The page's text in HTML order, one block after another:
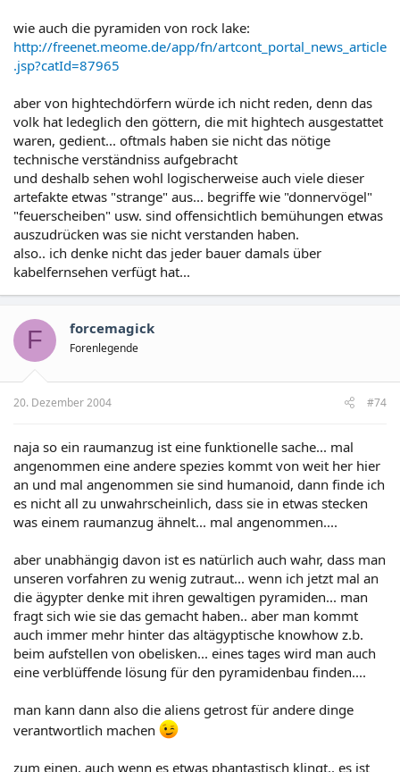
wie auch die pyramiden von rock lake:
http://freenet.meome.de/app/fn/artcont_portal_news_article
.jsp?catId=87965
aber von hightechdörfern würde ich nicht reden, denn das
volk hat ledeglich den göttern, die mit hightech ausgestattet
waren, gedient... oftmals haben sie nicht das nötige
technische verständniss aufgebracht
und deshalb sehen wohl logischerweise auch viele dieser
artefakte etwas "strange" aus... begriffe wie "donnervögel"
"feuerscheiben" usw. sind offensichtlich bemühungen etwas
auszudrücken was sie nicht verstanden haben.
also.. ich denke nicht das jeder bauer damals über
kabelfernsehen verfügt hat...
F forcemagick
Forenlegende
20. Dezember 2004 #74
naja so ein raumanzug ist eine funktionelle sache... mal
angenommen eine andere spezies kommt von weit her hier
an und mal angenommen sie sind humanoid, dann finde ich
es nicht all zu unwahrscheinlich, dass sie in etwas stecken
was einem raumanzug ähnelt... mal angenommen....
aber unabhängig davon ist es natürlich auch wahr, dass man
unseren vorfahren zu wenig zutraut... wenn ich jetzt mal an
die ägypter denke mit ihren gewaltigen pyramiden... man
fragt sich wie sie das gemacht haben.. aber man kommt
auch immer mehr hinter das altägyptische knowhow z.b.
beim aufstellen von obelisken... eines tages wird man auch
eine verblüffende lösung für den pyramidenbau finden....
man kann dann also die aliens getrost für andere dinge
verantwortlich machen
zum einen, auch wenn es etwas phantastisch klingt.. es ist